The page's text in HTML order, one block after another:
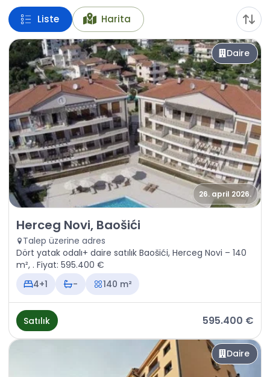
Liste Harita
Daire
26. april 2026.
Satılık - Daire Herceg Novi, Baošići
Herceg Novi, Baošići
Talep üzerine adres
Dört yatak odalı+ daire satılık Baošići, Herceg Novi – 140
m², . Fiyat: 595.400 €
4+1
- 140 m²
Satılık 595.400 €
Daire